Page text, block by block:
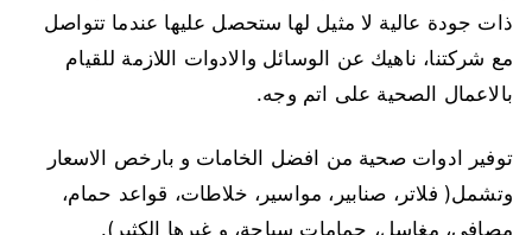
ذات جودة عالية لا مثيل لها ستحصل عليها عندما تتواصل
مع شركتنا، ناهيك عن الوسائل والادوات اللازمة للقيام
بالاعمال الصحية على اتم وجه.
توفير ادوات صحية من افضل الخامات و بارخص الاسعار
وتشمل( فلاتر، صنابير، مواسير، خلاطات، قواعد حمام،
مصافي، مغاسل، حمامات سباحة، و غيرها الكثير).